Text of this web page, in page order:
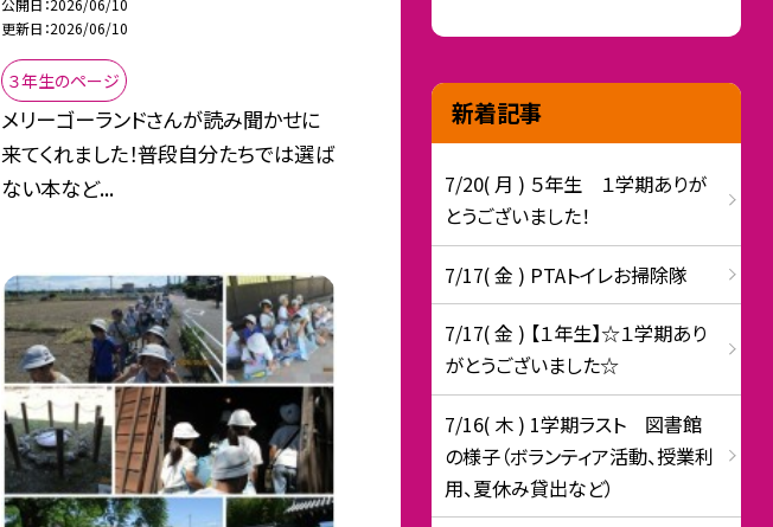
公開日 2026/06/10
更新日 2026/06/10
３年生のページ
メリーゴーランドさんが読み聞かせに
来てくれました！普段自分たちでは選ば
ない本など...
新着記事
7/20( 月 ) ５年生 １学期ありが
とうございました！
7/17( 金 ) PTAトイレお掃除隊
7/17( 金 ) 【１年生】☆１学期あり
がとうございました☆
7/16( 木 ) 1学期ラスト 図書館
の様子（ボランティア活動、授業利
用、夏休み貸出など）